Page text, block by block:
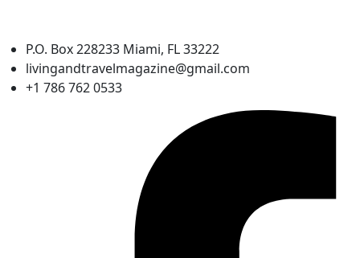
P.O. Box 228233 Miami, FL 33222
livingandtravelmagazine@gmail.com
+1 786 762 0533